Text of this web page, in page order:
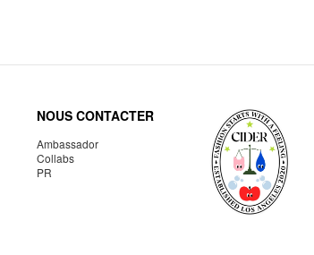
NOUS CONTACTER
Ambassador
Collabs
PR